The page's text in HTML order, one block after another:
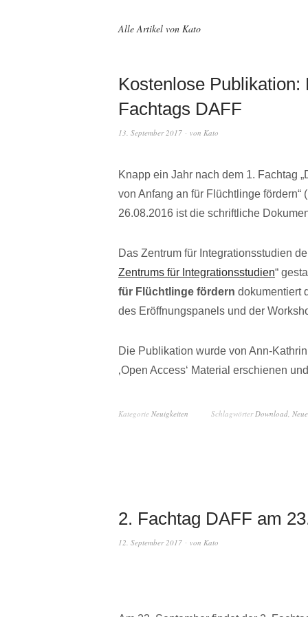
Alle Artikel von Kato
Kostenlose
Fachtags DAFF
13. September 2017 von Kato
Knapp ein Jahr nach dem 1. Fachtag
von Anfang an für Flüchtlinge fördern“
26.08.2016 ist die schriftliche
Das Zentrum für Integrationsstudien
Zentrums für Integrationsstudien“
für Flüchtlinge fördern dokumentiert
des Eröffnungspanels und der
Die Publikation wurde von Ann-
‚Open Access‘ Material erschienen
Kategorie Neuigkeiten SchlagwörterDownload,
2. Fachtag DAFF am
12. September 2017 von Kato